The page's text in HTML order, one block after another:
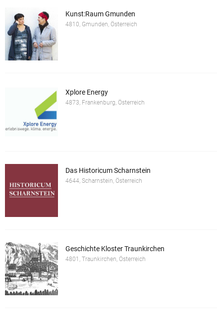
Kunst:Raum Gmunden
4810, Gmunden, Österreich
Xplore Energy
4873, Frankenburg, Österreich
Das Historicum Scharnstein
4644, Scharnstein, Österreich
Geschichte Kloster Traunkirchen
4801, Traunkirchen, Österreich